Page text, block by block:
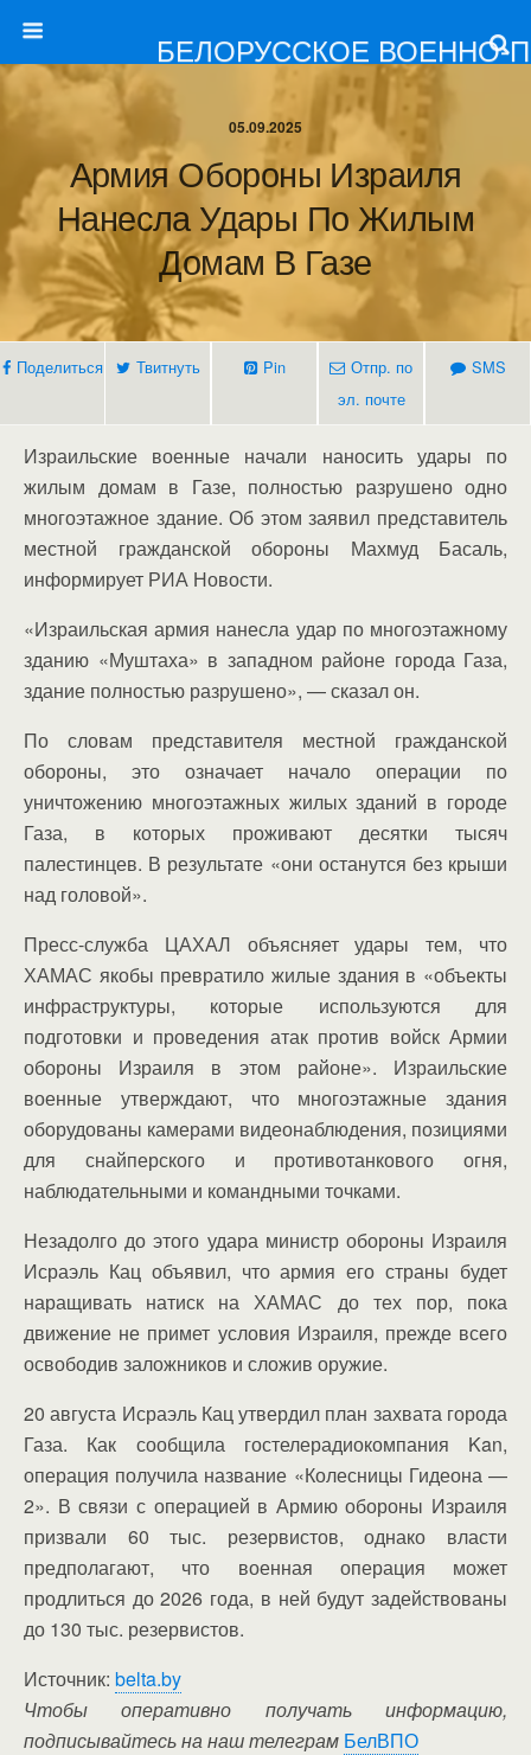
БЕЛОРУССКОЕ ВОЕННО-
05.09.2025
Армия Обороны Израиля
Нанесла Удары По Жилым
Домам В Газе
Поделиться Твитнуть Pin
Отпр. по
эл. почте
SMS
Израильские военные начали наносить удары по
жилым домам в Газе, полностью разрушено одно
многоэтажное здание. Об этом заявил представитель
местной гражданской обороны Махмуд Басаль,
информирует РИА Новости.
«Израильская армия нанесла удар по многоэтажному
зданию «Муштаха» в западном районе города Газа,
здание полностью разрушено», — сказал он.
По словам представителя местной гражданской
обороны, это означает начало операции по
уничтожению многоэтажных жилых зданий в городе
Газа, в которых проживают десятки тысяч
палестинцев. В результате «они останутся без крыши
над головой».
Пресс-служба ЦАХАЛ объясняет удары тем, что
ХАМАС якобы превратило жилые здания в «объекты
инфраструктуры, которые используются для
подготовки и проведения атак против войск Армии
обороны Израиля в этом районе». Израильские
военные утверждают, что многоэтажные здания
оборудованы камерами видеонаблюдения, позициями
для снайперского и противотанкового огня,
наблюдательными и командными точками.
Незадолго до этого удара министр обороны Израиля
Исраэль Кац объявил, что армия его страны будет
наращивать натиск на ХАМАС до тех пор, пока
движение не примет условия Израиля, прежде всего
освободив заложников и сложив оружие.
20 августа Исраэль Кац утвердил план захвата города
Газа. Как сообщила гостелерадиокомпания Kan,
операция получила название «Колесницы Гидеона —
2». В связи с операцией в Армию обороны Израиля
призвали 60 тыс. резервистов, однако власти
предполагают, что военная операция может
продлиться до 2026 года, в ней будут задействованы
до 130 тыс. резервистов.
Источник: belta.by
Чтобы оперативно получать информацию,
подписывайтесь на наш телеграм БелВПО